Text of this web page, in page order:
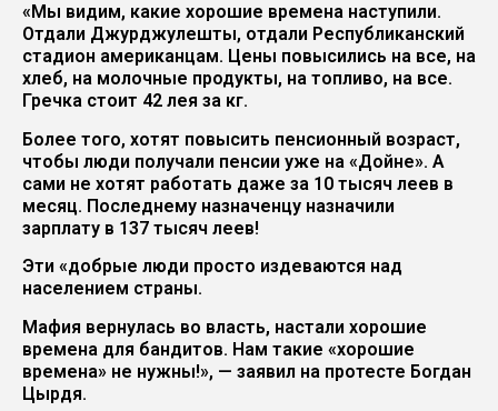
«Мы видим, какие хорошие времена наступили.
Отдали Джурджулешты, отдали Республиканский
стадион американцам. Цены повысились на все, на
хлеб, на молочные продукты, на топливо, на все.
Гречка стоит 42 лея за кг.
Более того, хотят повысить пенсионный возраст,
чтобы люди получали пенсии уже на «Дойне». А
сами не хотят работать даже за 10 тысяч леев в
месяц. Последнему назначенцу назначили
зарплату в 137 тысяч леев!
Эти «добрые люди просто издеваются над
населением страны.
Мафия вернулась во власть, настали хорошие
времена для бандитов. Нам такие «хорошие
времена» не нужны!», — заявил на протесте Богдан
Цырдя.